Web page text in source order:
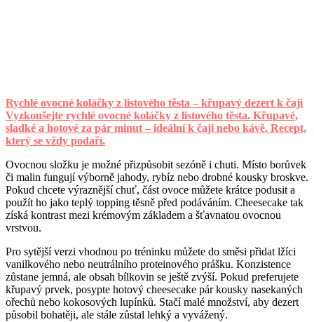
Rychlé ovocné koláčky z listového těsta – křupavý dezert k čaji
Vyzkoušejte rychlé ovocné koláčky z listového těsta. Křupavé,
sladké a hotové za pár minut – ideální k čaji nebo kávě. Recept,
který se vždy podaří.
Ovocnou složku je možné přizpůsobit sezóně i chuti. Místo borůvek
či malin fungují výborně jahody, rybíz nebo drobné kousky broskve.
Pokud chcete výraznější chuť, část ovoce můžete krátce podusit a
použít ho jako teplý topping těsně před podáváním. Cheesecake tak
získá kontrast mezi krémovým základem a šťavnatou ovocnou
vrstvou.
Pro sytější verzi vhodnou po tréninku můžete do směsi přidat lžíci
vanilkového nebo neutrálního proteinového prášku. Konzistence
zůstane jemná, ale obsah bílkovin se ještě zvýší. Pokud preferujete
křupavý prvek, posypte hotový cheesecake pár kousky nasekaných
ořechů nebo kokosových lupínků. Stačí malé množství, aby dezert
působil bohatěji, ale stále zůstal lehký a vyvážený.